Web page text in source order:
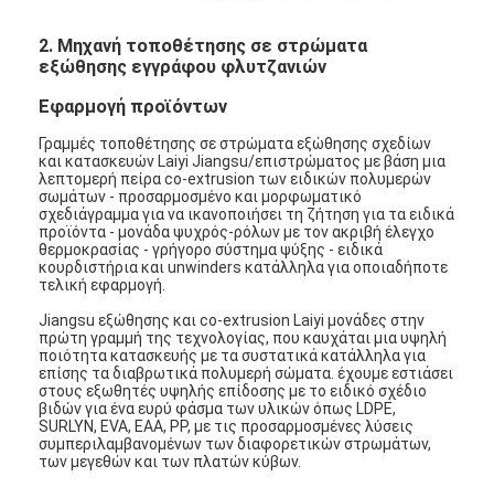
2. Μηχανή τοποθέτησης σε στρώματα
εξώθησης εγγράφου φλυτζανιών
Εφαρμογή προϊόντων
Γραμμές τοποθέτησης σε στρώματα εξώθησης σχεδίων
και κατασκευών Laiyi Jiangsu/επιστρώματος με βάση μια
λεπτομερή πείρα co-extrusion των ειδικών πολυμερών
σωμάτων - προσαρμοσμένο και μορφωματικό
σχεδιάγραμμα για να ικανοποιήσει τη ζήτηση για τα ειδικά
προϊόντα - μονάδα ψυχρός-ρόλων με τον ακριβή έλεγχο
θερμοκρασίας - γρήγορο σύστημα ψύξης - ειδικά
κουρδιστήρια και unwinders κατάλληλα για οποιαδήποτε
τελική εφαρμογή.
Jiangsu εξώθησης και co-extrusion Laiyi μονάδες στην
πρώτη γραμμή της τεχνολογίας, που καυχάται μια υψηλή
ποιότητα κατασκευής με τα συστατικά κατάλληλα για
επίσης τα διαβρωτικά πολυμερή σώματα. έχουμε εστιάσει
στους εξωθητές υψηλής επίδοσης με το ειδικό σχέδιο
βιδών για ένα ευρύ φάσμα των υλικών όπως LDPE,
SURLYN, EVA, EAA, PP, με τις προσαρμοσμένες λύσεις
συμπεριλαμβανομένων των διαφορετικών στρωμάτων,
των μεγεθών και των πλατών κύβων.